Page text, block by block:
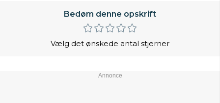
Bedøm denne opskrift
Vælg det ønskede antal stjerner